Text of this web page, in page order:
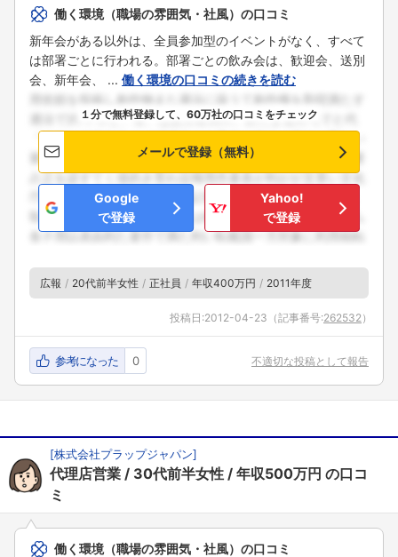
働く環境（職場の雰囲気・社風）の口コミ
新年会がある以外は、全員参加型のイベントがなく、すべて
は部署ごとに行われる。部署ごとの飲み会は、歓迎会、送別
会、新年会、 ... 働く環境の口コミの続きを読む
１分で無料登録して、60万社の口コミをチェック
メールで登録（無料）
Google
で登録
Yahoo!
で登録
広報 20代前半女性 正社員 年収400万円 2011年度
投稿日:2012-04-23 （記事番号:262532 ）
参考になった 0 不適切な投稿として報告
[株式会社プラップジャパン]
代理店営業 30代前半女性 年収500万円 の口コ
ミ
働く環境（職場の雰囲気・社風）の口コミ